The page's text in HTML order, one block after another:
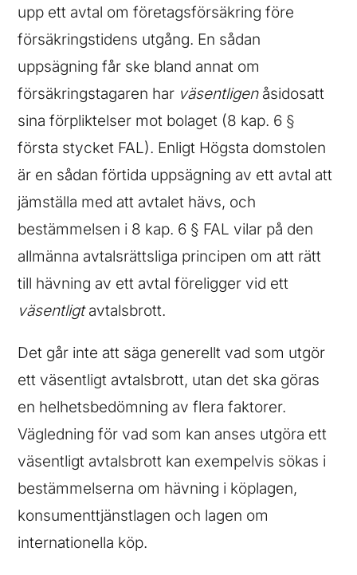
upp ett avtal om företagsförsäkring före
försäkringstidens utgång. En sådan
uppsägning får ske bland annat om
försäkringstagaren har väsentligenåsidosatt
sina förpliktelser mot bolaget (8 kap. 6 §
första stycket FAL). Enligt Högsta domstolen
är en sådan förtida uppsägning av ett avtal att
jämställa med att avtalet hävs, och
bestämmelsen i 8 kap. 6 § FAL vilar på den
allmänna avtalsrättsliga principen om att rätt
till hävning av ett avtal föreligger vid ett
väsentligtavtalsbrott.
Det går inte att säga generellt vad som utgör
ett väsentligt avtalsbrott, utan det ska göras
en helhetsbedömning av flera faktorer.
Vägledning för vad som kan anses utgöra ett
väsentligt avtalsbrott kan exempelvis sökas i
bestämmelserna om hävning i köplagen,
konsumenttjänstlagen och lagen om
internationella köp.